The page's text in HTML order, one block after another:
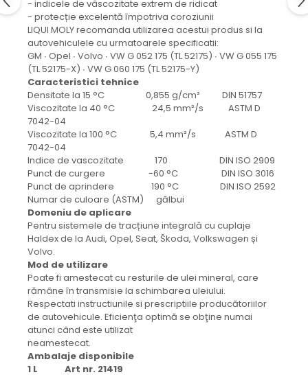
SÖRENSEN
Mecanice
Electrice
Hidraulice
Cilindri hidraulici si burdufe
protectie
Grup electropompa
Bolturi, role si bucsi
MAMMUT LIFT
Mecanice
Electrice
Hidraulice
Motor electric si pompa hidraulica
Cilindru hidraulic si protectie
burduf
ERHEL - HYDRIS
Hidraulice
Electrice
Mecanice
Role, bucse si bolturi
Motoras electric si pompa
- indicele de vâscozitate extrem de ridicat
- protecție excelentă împotriva coroziunii
LIQUI MOLY recomanda utilizarea acestui produs si la
autovehiculele cu urmatoarele specificatii:
GM ∙ Opel ∙ Volvo ∙ VW G 052 175 (TL 52175) ∙ VW G 055 175
(TL 52175-X) ∙ VW G 060 175 (TL 52175-Y)
Caracteristici tehnice
Densitate la 15 °C 0,855 g/cm³ DIN 51757
Viscozitate la 40 °C 24,5 mm²/s ASTM D
7042-04
Viscozitate la 100 °C 5,4 mm²/s ASTM D
7042-04
Indice de vascozitate 170 DIN ISO 2909
Punct de curgere -60 °C DIN ISO 3016
Punct de aprindere 190 °C DIN ISO 2592
Numar de culoare (ASTM) gălbui
Domeniu de aplicare
Pentru sistemele de tracțiune integrală cu cuplaje
Haldex de la Audi, Opel, Seat, Škoda, Volkswagen și
Volvo.
Mod de utilizare
Poate fi amestecat cu resturile de ulei mineral, care
rămâne în transmisie la schimbarea uleiului.
Respectati instructiunile si prescriptiile producătoriilor
de autovehicule. Eficienţa optimă se obţine numai
atunci când este utilizat
neamestecat.
Ambalaje disponibile
1 L Art nr. 21419